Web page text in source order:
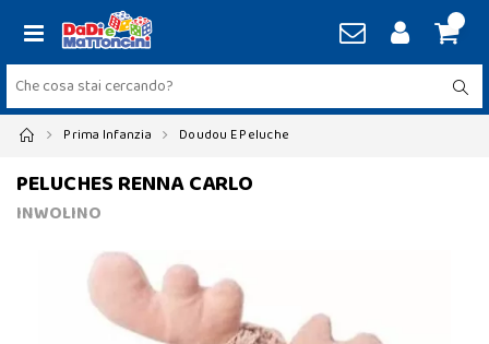
Prima Infanzia Doudou E Peluche
PELUCHES RENNA CARLO
INWOLINO